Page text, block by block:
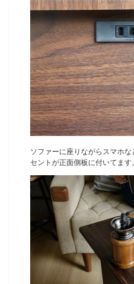
ソファーに座りながらスマホ
セントが正面側板に付いてます。